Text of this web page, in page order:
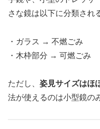
さな鏡は以下に分類され
・ガラス → 不燃ごみ
・木枠部分 → 可燃ごみ
ただし、 姿見サイズはほ
法が使えるのは小型鏡の